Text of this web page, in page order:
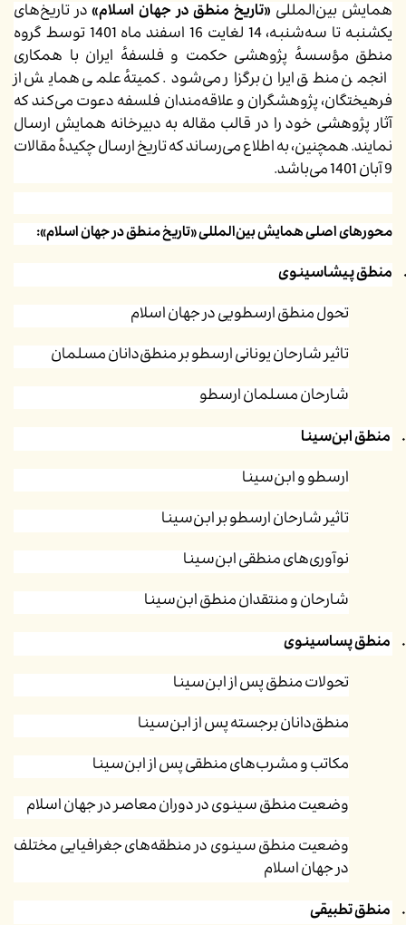
همایش بین‌المللی «تاریخ منطق در جهان اسلام»در تاریخ‌های
یکشنبه تا سه‌شنبه، 14 لغایت 16 اسفند ماه 1401 توسط گروه
منطق مؤسسهٔ پژوهشی حکمت و فلسفهٔ ایران با همکاری
انجمن منطق ایران برگزار می‌‌شود. کمیتهٔ علمی همایش از
فرهیختگان، پژوهشگران و علاقه‌مندان فلسفه دعوت می‌کند که
آثار پژوهشی خود را در قالب مقاله به دبیرخانه همایش ارسال
نمایند. همچنین، به اطلاع می‌رساند که تاریخ ارسال چکیدهٔ مقالات
9 آبان 1401 می‌باشد.
محورهای اصلی همایش بین‌المللی «تاریخ منطق در جهان اسلام»:
منطق پیشاسینوی
تحول منطق ارسطویی در جهان اسلام
تاثیر شارحان یونانی ارسطو بر منطق‌دانان مسلمان
شارحان مسلمان ارسطو
منطق ابن‌سینا
ارسطو و ابن‌سینا
تاثیر شارحان ارسطو بر ابن‌سینا
نوآوری‌های منطقی ابن‌سینا
شارحان و منتقدان منطق ابن‌سینا
منطق پساسینوی
تحولات منطق پس از ابن‌سینا
منطق‌دانان برجسته پس از ابن‌سینا
مکاتب و مشرب‌های منطقی پس از ابن‌سینا
وضعیت منطق سینوی در دوران معاصر در جهان اسلام
وضعیت منطق سینوی در منطقه‌های جغرافیایی مختلف
در جهان اسلام
منطق تطبیقی